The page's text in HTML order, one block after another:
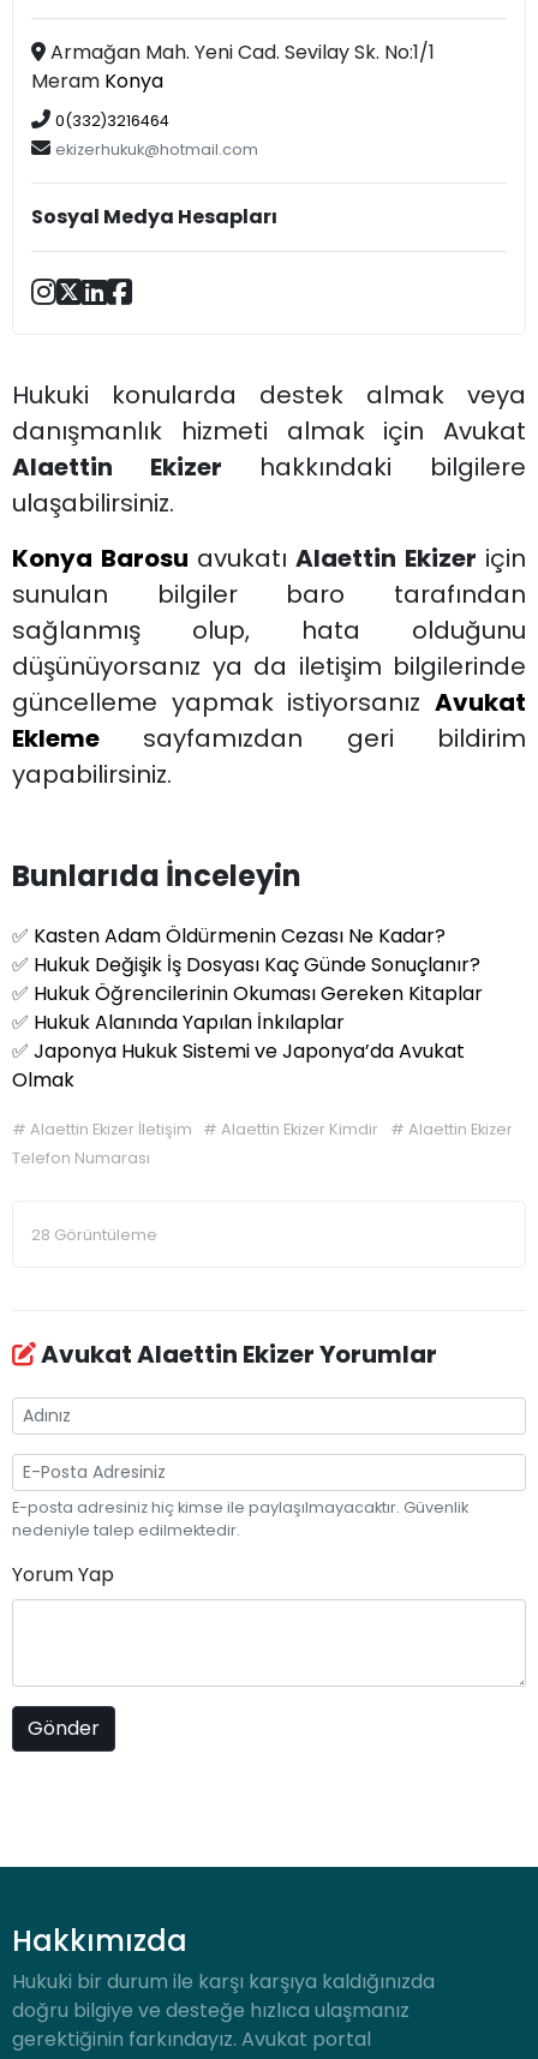
Armağan Mah. Yeni Cad. Sevilay Sk. No:1/1
Meram Konya
0(332)3216464
ekizerhukuk@hotmail.com
Sosyal Medya Hesapları
Hukuki konularda destek almak veya
danışmanlık hizmeti almak için Avukat
Alaettin Ekizer hakkındaki bilgilere
ulaşabilirsiniz.
Konya Barosu avukatıAlaettin Ekizer için
sunulan bilgiler baro tarafından
sağlanmış olup, hata olduğunu
düşünüyorsanız ya da iletişim bilgilerinde
güncelleme yapmak istiyorsanız Avukat
Ekleme sayfamızdan geri bildirim
yapabilirsiniz.
Bunlarıda İnceleyin
✅ Kasten Adam Öldürmenin Cezası Ne Kadar?
✅ Hukuk Değişik İş Dosyası Kaç Günde Sonuçlanır?
✅ Hukuk Öğrencilerinin Okuması Gereken Kitaplar
✅ Hukuk Alanında Yapılan İnkılaplar
✅ Japonya Hukuk Sistemi ve Japonya’da Avukat
Olmak
# Alaettin Ekizer İletişim #Alaettin Ekizer Kimdir # Alaettin Ekizer
Telefon Numarası
28 Görüntüleme
Avukat Alaettin Ekizer Yorumlar
E-posta adresiniz hiç kimse ile paylaşılmayacaktır. Güvenlik
nedeniyle talep edilmektedir.
Yorum Yap
Hakkımızda
Hukuki bir durum ile karşı karşıya kaldığınızda
doğru bilgiye ve desteğe hızlıca ulaşmanız
gerektiğinin farkındayız. Avukat portal